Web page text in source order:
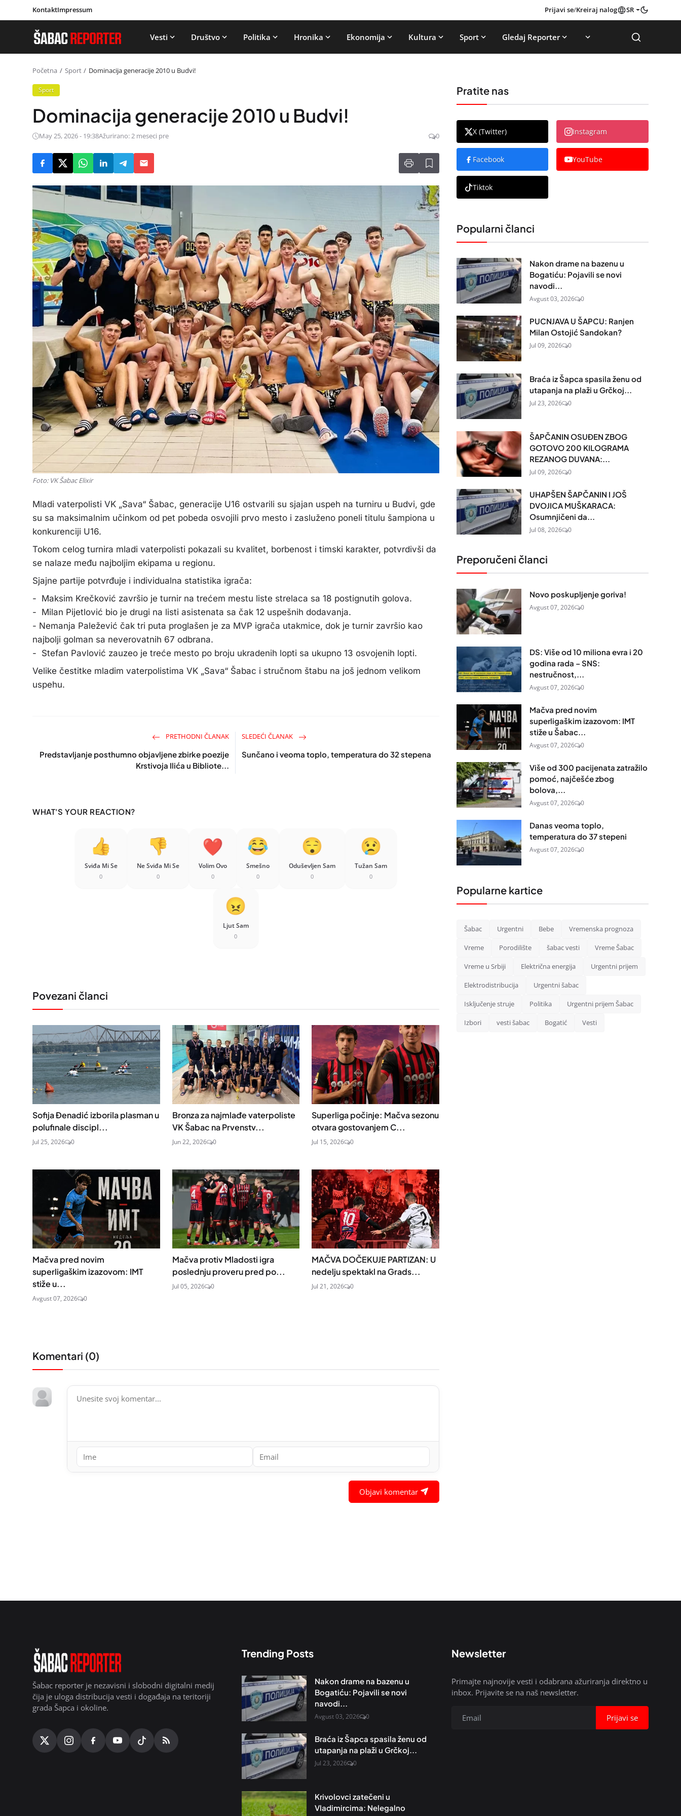
KontaktImpressum Prijavi se/Kreiraj nalog SR
Vesti Društvo Politika Hronika Ekonomija Kultura Sport Gledaj Reporter
Početna Sport Dominacija generacije 2010 u Budvi!
Sport
Dominacija generacije 2010 u Budvi!
May 25, 2026 - 19:38Ažurirano: 2 meseci pre 0
Foto: VK Šabac Elixir
Mladi vaterpolisti VK „Sava“ Šabac, generacije U16 ostvarili su sjajan uspeh na turniru u Budvi, gde
su sa maksimalnim učinkom od pet pobeda osvojili prvo mesto i zasluženo poneli titulu šampiona u
konkurenciji U16.
Tokom celog turnira mladi vaterpolisti pokazali su kvalitet, borbenost i timski karakter, potvrdivši da
se nalaze među najboljim ekipama u regionu.
Sjajne partije potvrđuje i individualna statistika igrača:
- Maksim Krečković završio je turnir na trećem mestu liste strelaca sa 18 postignutih golova.
- Milan Pijetlović bio je drugi na listi asistenata sa čak 12 uspešnih dodavanja.
- Nemanja Paležević čak tri puta proglašen je za MVP igrača utakmice, dok je turnir završio kao
najbolji golman sa neverovatnih 67 odbrana.
- Stefan Pavlović zauzeo je treće mesto po broju ukradenih lopti sa ukupno 13 osvojenih lopti.
Velike čestitke mladim vaterpolistima VK „Sava“ Šabac i stručnom štabu na još jednom velikom
uspehu.
PRETHODNI ČLANAK
Predstavljanje posthumno objavljene zbirke poezije
Krstivoja Ilića u Bibliote...
SLEDEĆI ČLANAK
Sunčano i veoma toplo, temperatura do 32 stepena
WHAT'S YOUR REACTION?
Sviđa Mi Se
0
Ne Sviđa Mi Se
0
Volim Ovo
0
Smešno
0
Oduševljen Sam
0
Tužan Sam
0
Ljut Sam
0
Povezani članci
Sofija Đenadić izborila plasman u
polufinale discipl...
Jul 25, 2026 0
Bronza za najmlađe vaterpoliste
VK Šabac na Prvenstv...
Jun 22, 2026 0
Superliga počinje: Mačva sezonu
otvara gostovanjem C...
Jul 15, 2026 0
Mačva pred novim
superligaškim izazovom: IMT
stiže u...
Avgust 07, 2026 0
Mačva protiv Mladosti igra
poslednju proveru pred po...
Jul 05, 2026 0
MAČVA DOČEKUJE PARTIZAN: U
nedelju spektakl na Grads...
Jul 21, 2026 0
Komentari (0)
Objavi komentar
Pratite nas
X (Twitter) Instagram
Facebook YouTube
Tiktok
Popularni članci
Nakon drame na bazenu u
Bogatiću: Pojavili se novi
navodi...
Avgust 03, 2026 0
PUCNJAVA U ŠAPCU: Ranjen
Milan Ostojić Sandokan?
Jul 09, 2026 0
Braća iz Šapca spasila ženu od
utapanja na plaži u Grčkoj...
Jul 23, 2026 0
ŠAPČANIN OSUĐEN ZBOG
GOTOVO 200 KILOGRAMA
REZANOG DUVANA:...
Jul 09, 2026 0
UHAPŠEN ŠAPČANIN I JOŠ
DVOJICA MUŠKARACA:
Osumnjičeni da...
Jul 08, 2026 0
Preporučeni članci
Novo poskupljenje goriva!
Avgust 07, 2026 0
DS: Više od 10 miliona evra i 20
godina rada – SNS:
nestručnost,...
Avgust 07, 2026 0
Mačva pred novim
superligaškim izazovom: IMT
stiže u Šabac...
Avgust 07, 2026 0
Više od 300 pacijenata zatražilo
pomoć, najčešće zbog
bolova,...
Avgust 07, 2026 0
Danas veoma toplo,
temperatura do 37 stepeni
Avgust 07, 2026 0
Popularne kartice
Šabac Urgentni Bebe Vremenska prognoza
Vreme Porodilište šabac vesti Vreme Šabac
Vreme u Srbiji Električna energija Urgentni prijem
Elektrodistribucija Urgentni šabac
Isključenje struje Politika Urgentni prijem Šabac
Izbori vesti šabac Bogatić Vesti
Šabac reporter je nezavisni i slobodni digitalni medij
čija je uloga distribucija vesti i događaja na teritoriji
grada Šapca i okoline.
Trending Posts
Nakon drame na bazenu u
Bogatiću: Pojavili se novi
navodi...
Avgust 03, 2026 0
Braća iz Šapca spasila ženu od
utapanja na plaži u Grčkoj...
Jul 23, 2026 0
Krivolovci zatečeni u
Vladimircima: Nelegalno
Newsletter
Primajte najnovije vesti i odabrana ažuriranja direktno u
inbox. Prijavite se na naš newsletter.
Prijavi se